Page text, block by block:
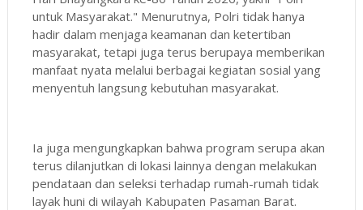
untuk Masyarakat." Menurutnya, Polri tidak hanya
hadir dalam menjaga keamanan dan ketertiban
masyarakat, tetapi juga terus berupaya memberikan
manfaat nyata melalui berbagai kegiatan sosial yang
menyentuh langsung kebutuhan masyarakat.
Ia juga mengungkapkan bahwa program serupa akan
terus dilanjutkan di lokasi lainnya dengan melakukan
pendataan dan seleksi terhadap rumah-rumah tidak
layak huni di wilayah Kabupaten Pasaman Barat.